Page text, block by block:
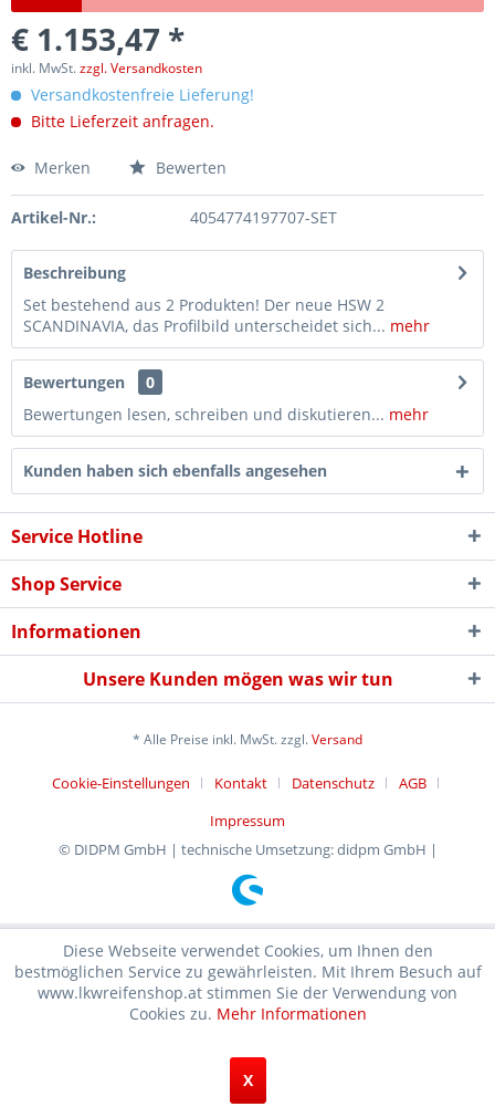
€ 1.153,47 *
inkl. MwSt.zzgl. Versandkosten
Versandkostenfreie Lieferung!
Bitte Lieferzeit anfragen.
Merken Bewerten
Artikel-Nr.: 4054774197707-SET
Beschreibung
Set bestehend aus 2 Produkten! Der neue HSW 2
SCANDINAVIA, das Profilbild unterscheidet sich... mehr
Bewertungen
0
Bewertungen lesen, schreiben und diskutieren... mehr
Kunden haben sich ebenfalls angesehen
Service Hotline
Shop Service
Informationen
Unsere Kunden mögen was wir tun
* Alle Preise inkl. MwSt. zzgl.Versand
Cookie-Einstellungen Kontakt Datenschutz
AGB
Impressum
© DIDPM GmbH | technische Umsetzung: didpm GmbH |
Diese Webseite verwendet Cookies, um Ihnen den
bestmöglichen Service zu gewährleisten. Mit Ihrem Besuch auf
www.lkwreifenshop.at stimmen Sie der Verwendung von
Cookies zu. Mehr Informationen
X